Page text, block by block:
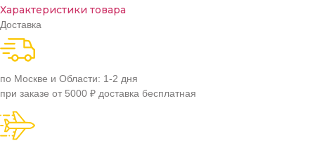
Характеристики товара
Доставка
по Москве и Области: 1-2 дня
при заказе от 5000 ₽ доставка бесплатная